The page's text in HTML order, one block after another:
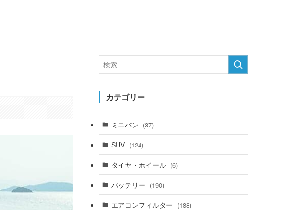
カテゴリー
ミニバン (37)
SUV (124)
タイヤ・ホイール (6)
バッテリー (190)
エアコンフィルター (188)